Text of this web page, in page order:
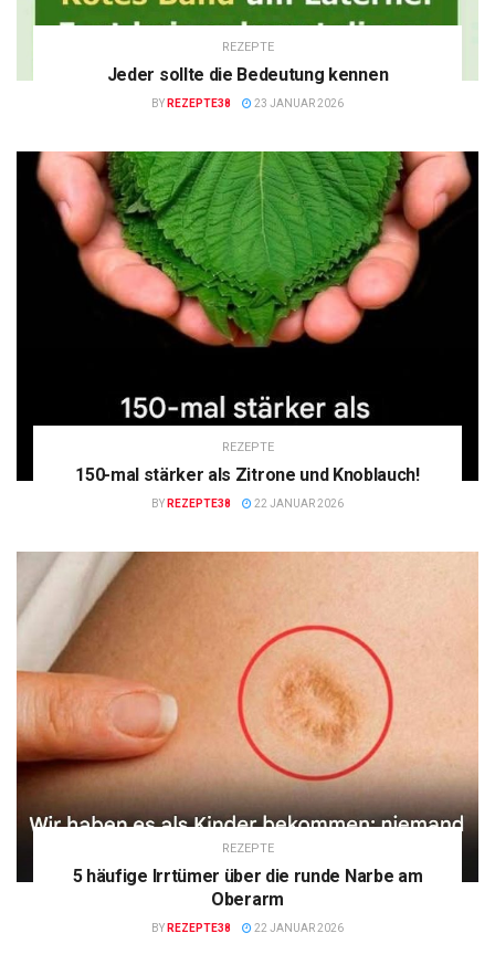
REZEPTE
Jeder sollte die Bedeutung kennen
BY REZEPTE38 23 JANUAR 2026
REZEPTE
150-mal stärker als Zitrone und Knoblauch!
BY REZEPTE38 22 JANUAR 2026
REZEPTE
5 häufige Irrtümer über die runde Narbe am
Oberarm
BY REZEPTE38 22 JANUAR 2026